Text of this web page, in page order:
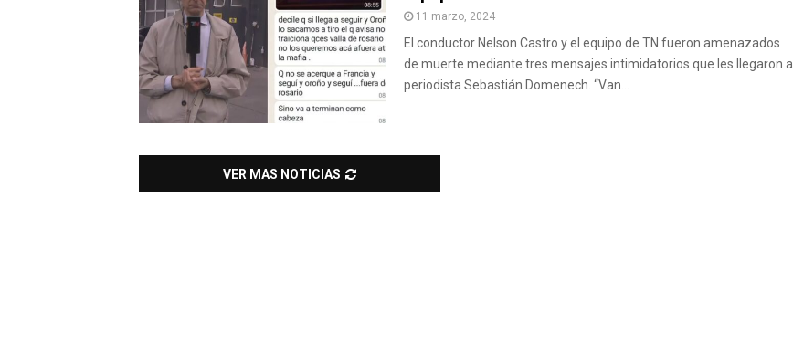
11 marzo, 2024
El conductor Nelson Castro y el equipo de TN fueron amenazados
de muerte mediante tres mensajes intimidatorios que les llegaron al
periodista Sebastián Domenech. “Van...
VER MAS NOTICIAS